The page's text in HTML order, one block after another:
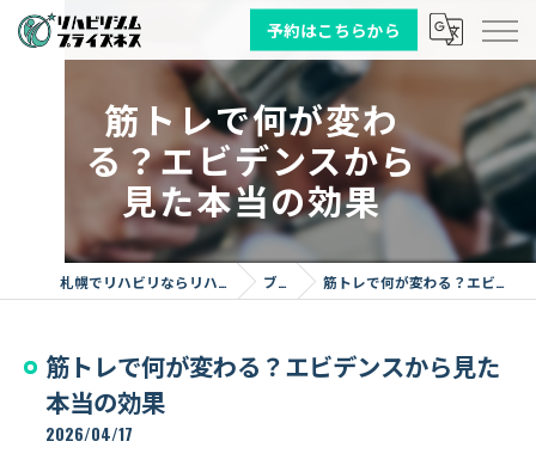
予約はこちらから
筋トレで何が変わ
る？エビデンスから
見た本当の効果
札幌でリハビリならリハビリジム プライズネス ブログ 筋トレで何が変わる？エビデンスから見た本当の効果
筋トレで何が変わる？エビデンスから見た
本当の効果
2026/04/17